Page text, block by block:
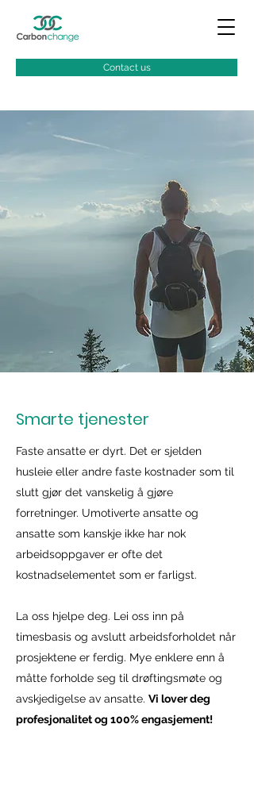
Contact us
Smarte tjenester
Faste ansatte er dyrt. Det er sjelden
husleie eller andre faste kostnader som til
slutt gjør det vanskelig å gjøre
forretninger. Umotiverte ansatte og
ansatte som kanskje ikke har nok
arbeidsoppgaver er ofte det
kostnadselementet som er farligst.
La oss hjelpe deg. Lei oss inn på
timesbasis og avslutt arbeidsforholdet når
prosjektene er ferdig. Mye enklere enn å
måtte forholde seg til drøftingsmøte og
avskjedigelse av ansatte. Vi lover deg
profesjonalitet og 100% engasjement!